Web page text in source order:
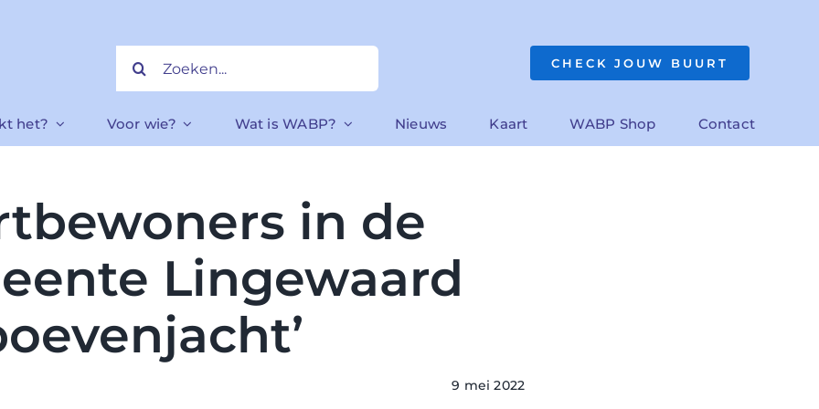
naar:
CHECK JOUW BUURT
het? Voor wie? Wat is WABP? Nieuws Kaart WABP Shop Contact
in de
Lingewaard
9 mei 2022